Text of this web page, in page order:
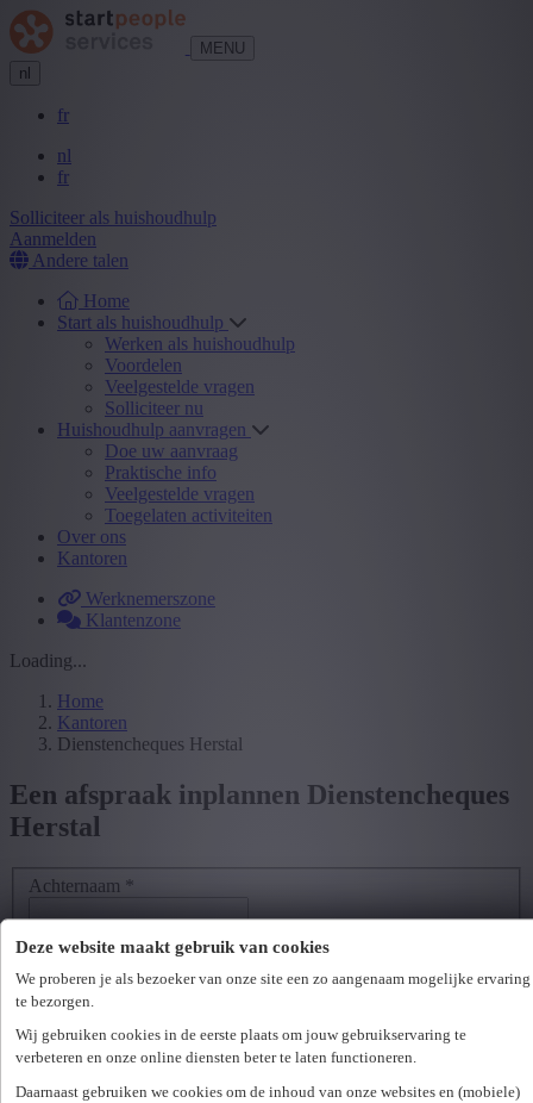
Deze website maakt gebruik van cookies
We proberen je als bezoeker van onze site een zo aangenaam mogelijke ervaring
te bezorgen.
Wij gebruiken cookies in de eerste plaats om jouw gebruikservaring te
verbeteren en onze online diensten beter te laten functioneren.
Daarnaast gebruiken we cookies om de inhoud van onze websites en (mobiele)
MENU
nl
fr
nl
fr
Solliciteer als huishoudhulp
Aanmelden
Andere talen
Home
Start als huishoudhulp
Werken als huishoudhulp
Voordelen
Veelgestelde vragen
Solliciteer nu
Huishoudhulp aanvragen
Doe uw aanvraag
Praktische info
Veelgestelde vragen
Toegelaten activiteiten
Over ons
Kantoren
Werknemerszone
Klantenzone
Loading...
Home
Kantoren
Dienstencheques Herstal
Een afspraak inplannen Dienstencheques
Herstal
Achternaam *
E-mailadres*
GSM- of telefoonnummer